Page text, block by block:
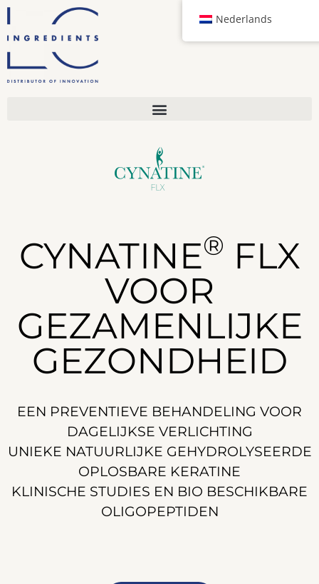
CYNATINE® FLX
VOOR
GEZAMENLIJKE
GEZONDHEID
EEN PREVENTIEVE BEHANDELING VOOR
DAGELIJKSE VERLICHTING
UNIEKE NATUURLIJKE GEHYDROLYSEERDE
OPLOSBARE KERATINE
KLINISCHE STUDIES EN BIO BESCHIKBARE
OLIGOPEPTIDEN
Nederlands